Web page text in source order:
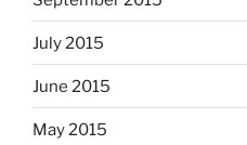
July 2015
June 2015
May 2015